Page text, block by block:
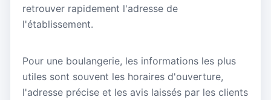
retrouver rapidement l'adresse de
l'établissement.
Pour une boulangerie, les informations les plus
utiles sont souvent les horaires d'ouverture,
l'adresse précise et les avis laissés par les clients